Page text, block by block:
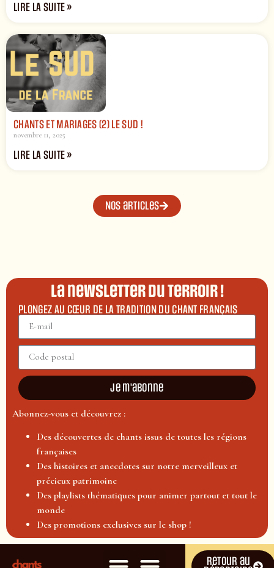
LIRE LA SUITE »
CHANTS ET MARIAGES (2) LE SUD !
novembre 11, 2025
LIRE LA SUITE »
Nos articles
La newsletter du terroir !
PLONGEZ AU CŒUR DE LA TRADITION DU CHANT FRANÇAIS
Je m'abonne
Abonnez-vous et découvrez :
Des découvertes de chants issus de toutes les régions
françaises
Des histoires et anecdotes sur notre merveilleux et
précieux patrimoine
Des playlists thématiques pour animer partout et tout le
monde
Des promotions exclusives sur le shop !
Retour au